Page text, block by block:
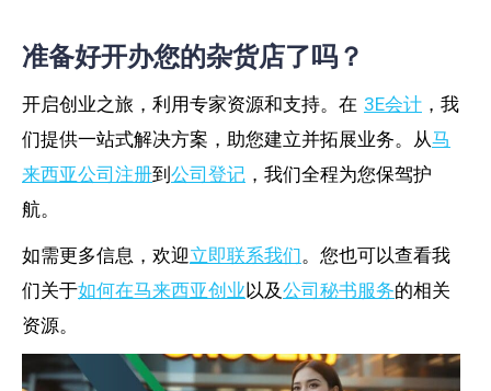
准备好开办您的杂货店了吗？
开启创业之旅，利用专家资源和支持。在 3E会计 ，我
们提供一站式解决方案，助您建立并拓展业务。从马
来西亚公司注册到公司登记 ，我们全程为您保驾护
航。
如需更多信息，欢迎立即联系我们。您也可以查看我
们关于如何在马来西亚创业以及公司秘书服务的相关
资源。